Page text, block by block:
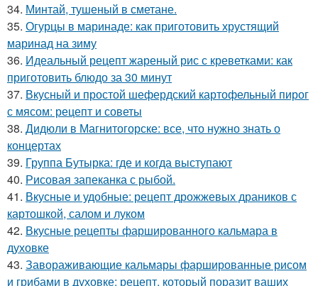
34. Минтай, тушеный в сметане.
35. Огурцы в маринаде: как приготовить хрустящий
маринад на зиму
36. Идеальный рецепт жареный рис с креветками: как
приготовить блюдо за 30 минут
37. Вкусный и простой шефердский картофельный пирог
с мясом: рецепт и советы
38. Дидюли в Магнитогорске: все, что нужно знать о
концертах
39. Группа Бутырка: где и когда выступают
40. Рисовая запеканка с рыбой.
41. Вкусные и удобные: рецепт дрожжевых драников с
картошкой, салом и луком
42. Вкусные рецепты фаршированного кальмара в
духовке
43. Завораживающие кальмары фаршированные рисом
и грибами в духовке: рецепт, который поразит ваших